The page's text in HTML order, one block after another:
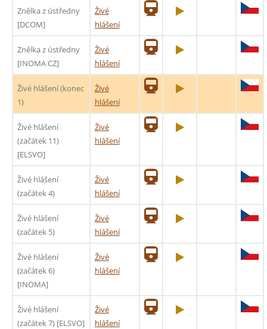
Znělka z ústředny
[DCOM]
Živé
hlášení
Znělka z ústředny
[INOMA CZ]
Živé
hlášení
Živé hlášení (konec
1)
Živé
hlášení
Živé hlášení
(začátek 11)
[ELSVO]
Živé
hlášení
Živé hlášení
(začátek 4)
Živé
hlášení
Živé hlášení
(začátek 5)
Živé
hlášení
Živé hlášení
(začátek 6)
[INOMA]
Živé
hlášení
Živé hlášení
(začátek 7) [ELSVO]
Živé
hlášení